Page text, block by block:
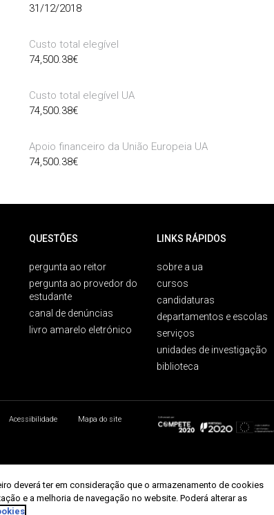
31/12/2018
Custo total elegível
74,500.38€
Custo total elegível UA
74,500.38€
Apoio financeiro da União Europeia UA
74,500.38€
QUESTÕES
pergunta ao reitor
pergunta ao provedor do
estudante
canal de denúncias
livro amarelo eletrónico
LINKS RÁPIDOS
sobre a ua
cursos
candidaturas
departamentos e escolas
serviços
unidades de investigação
biblioteca
Acessibilidade
Mapa do site
deverá ter em consideração que o armazenamento de cookies
e a melhoria de navegação no website. Poderá alterar as